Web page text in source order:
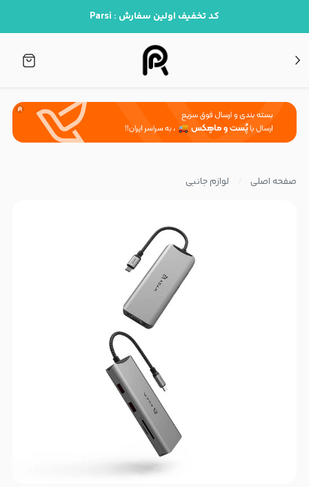
کد تخفیف اولین سفارش : Parsi
صفحه اصلی لوازم جانبی